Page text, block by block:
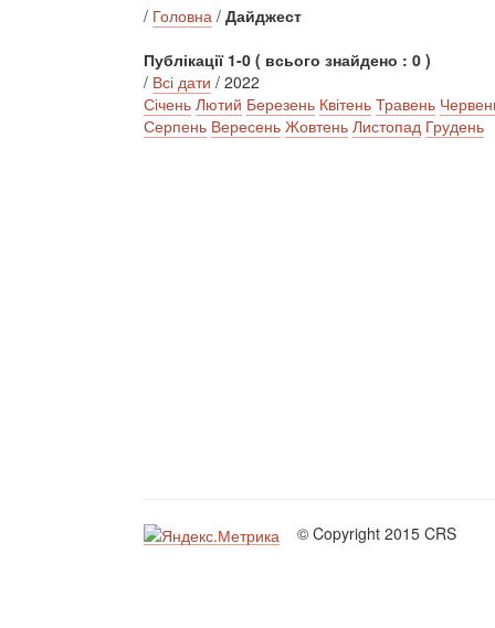
/ Головна / Дайджест
Публікації 1-0 ( всього знайдено : 0 )
/ Всі дати / 2022
Січень Лютий Березень Квітень Травень
Серпень Вересень Жовтень Листопад Грудень
© Copyright 2015 CRS